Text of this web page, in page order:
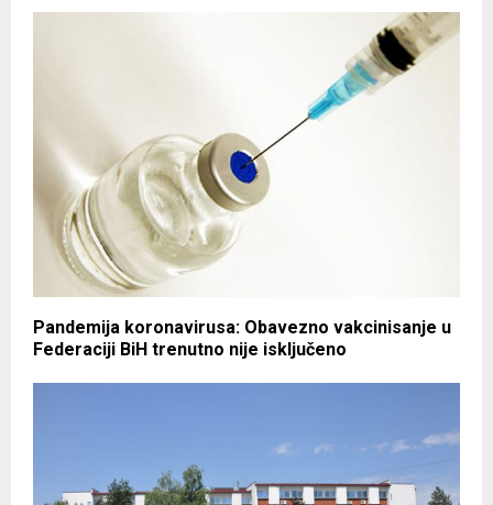
Pandemija koronavirusa: Obavezno vakcinisanje u
Federaciji BiH trenutno nije isključeno